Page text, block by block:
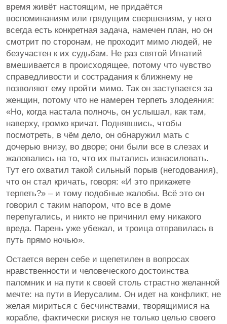
время живёт настоящим, не придаётся
воспоминаниям или грядущим свершениям, у него
всегда есть конкретная задача, намечен план, но он
смотрит по сторонам, не проходит мимо людей, не
безучастен к их судьбам. Не раз святой Игнатий
вмешивается в происходящее, потому что чувство
справедливости и сострадания к ближнему не
позволяют ему пройти мимо. Так он заступается за
женщин, потому что не намерен терпеть злодеяния:
«Но, когда настала полночь, он услышал, как там,
наверху, громко кричат. Поднявшись, чтобы
посмотреть, в чём дело, он обнаружил мать с
дочерью внизу, во дворе; они были все в слезах и
жаловались на то, что их пытались изнасиловать.
Тут его охватил такой сильный порыв (негодования),
что он стал кричать, говоря: «И это прикажете
терпеть?» – и тому подобные жалобы. Всё это он
говорил с таким напором, что все в доме
перепугались, и никто не причинил ему никакого
вреда. Парень уже убежал, и троица отправилась в
путь прямо ночью».
Остается верен себе и щепетилен в вопросах
нравственности и человеческого достоинства
паломник и на пути к своей столь страстно желанной
мечте: на пути в Иерусалим. Он идет на конфликт, не
желая мириться с бесчинствами, творящимися на
корабле, фактически рискуя не только целью своего